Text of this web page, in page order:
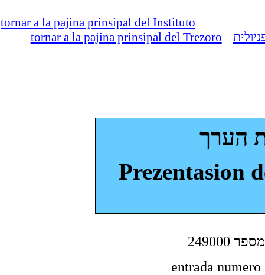
tornar a la pajina prinsipal del Instituto
tornar a la pajina prinsipal del Trezoro
הערך
Prezentasion
מספר
entrada numero